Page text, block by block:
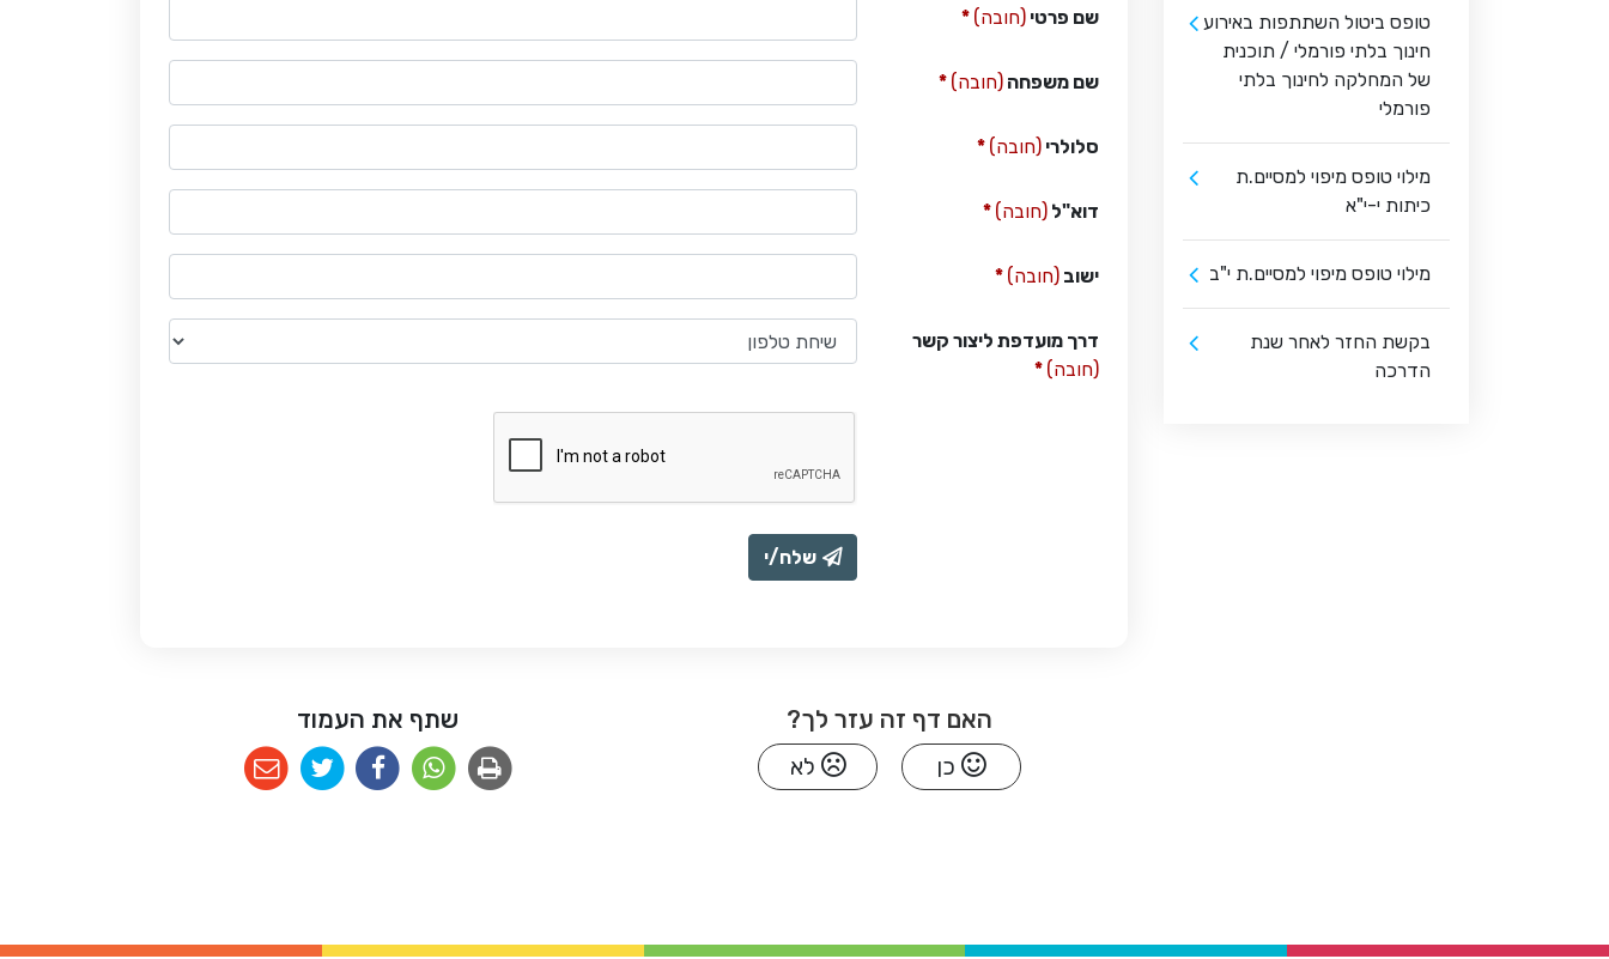
טופס ביטול השתתפות באירוע
חינוך בלתי פורמלי / תוכנית
של המחלקה לחינוך בלתי
פורמלי
מילוי טופס מיפוי למסיים.ת
כיתות י-י"א
מילוי טופס מיפוי למסיים.ת י"ב
בקשת החזר לאחר שנת
הדרכה
שם פרטי (חובה)
שם משפחה (חובה)
סלולרי (חובה)
דוא"ל (חובה)
ישוב (חובה)
דרך מועדפת ליצור קשר
(חובה)
שלח/י
האם דף זה עזר לך?
כן לא
שתף את העמוד